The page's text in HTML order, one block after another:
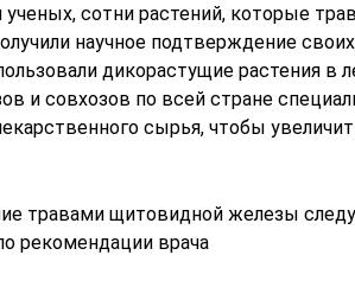
ученых, сотни растений, которые
научное подтверждение
дикорастущие растения в
и совхозов по всей стране
сырья, чтобы